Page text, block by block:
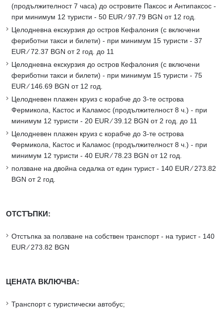
(продължителност 7 часа) до островите Паксос и Антипаксос -
при минимум 12 туристи - 50 EUR ∕ 97.79 BGN от 12 год.
Целодневна екскурзия до остров Кефалония (с включени
фериботни такси и билети) - при минимум 15 туристи - 37
EUR ∕ 72.37 BGN от 2 год. до 11
Целодневна екскурзия до остров Кефалония (с включени
фериботни такси и билети) - при минимум 15 туристи - 75
EUR ∕ 146.69 BGN от 12 год.
Целодневен плажен круиз с корабче до 3-те острова
Фермикола, Кастос и Каламос (продължителност 8 ч.) - при
минимум 12 туристи - 20 EUR ∕ 39.12 BGN от 2 год. до 11
Целодневен плажен круиз с корабче до 3-те острова
Фермикола, Кастос и Каламос (продължителност 8 ч.) - при
минимум 12 туристи - 40 EUR ∕ 78.23 BGN от 12 год.
ползване на двойна седалка от един турист - 140 EUR ∕ 273.82
BGN от 2 год.
ОТСТЪПКИ:
Отстъпка за ползване на собствен транспорт - на турист - 140
EUR ∕ 273.82 BGN
ЦЕНАТА ВКЛЮЧВА:
Транспорт с туристически автобус;